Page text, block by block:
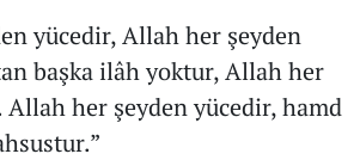
yücedir, Allah her şeyden
başka ilâh yoktur, Allah her
Allah her şeyden yücedir, hamd